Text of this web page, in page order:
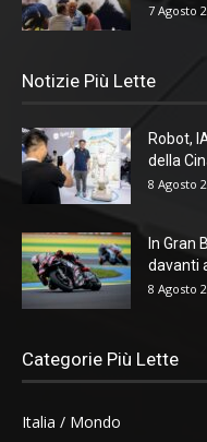
7 Agosto
Notizie Più Lette
Robot,
della
8 Agosto
In Gran
davanti
8 Agosto
Categorie Più Lette
Italia / Mondo